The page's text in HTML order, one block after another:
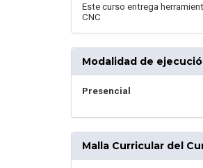
Este curso entrega
CNC
Modalidad de
Presencial
Malla Curricular del